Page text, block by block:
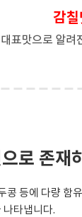
로 존재
등에 다량 함
타냅니다.